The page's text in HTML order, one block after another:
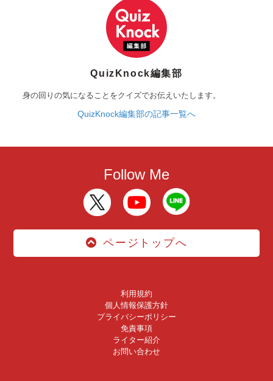
QuizKnock編集部
身の回りの気になることをクイズでお伝えいたします。
QuizKnock編集部の記事一覧へ
Follow Me
ページトップへ
利用規約
個人情報保護方針
プライバシーポリシー
免責事項
ライター紹介
お問い合わせ